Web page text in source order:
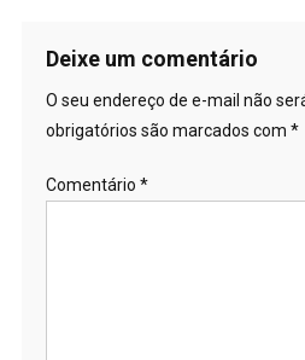
Deixe um comentário
O seu endereço de e-mail não
obrigatórios são marcados com *
Comentário *